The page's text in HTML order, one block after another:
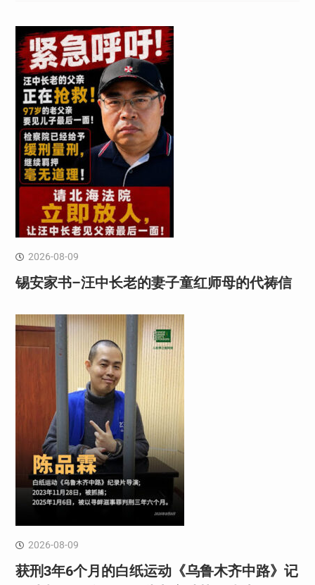
2026-08-09
锡安家书–汪中长老的妻子童红⁩师母的代祷信
2026-08-09
获刑3年6个月的白纸运动《乌鲁木齐中路》记